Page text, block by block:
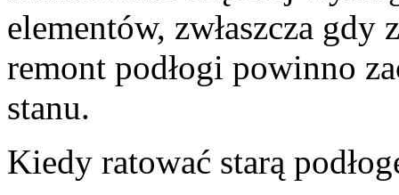
elementów, zwłaszcza gdy
remont podłogi powinno
stanu.
Kiedy ratować starą